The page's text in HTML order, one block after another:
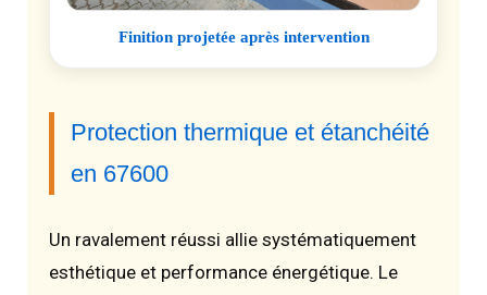
Finition projetée après intervention
Protection thermique et étanchéité
en 67600
Un ravalement réussi allie systématiquement
esthétique et performance énergétique. Le